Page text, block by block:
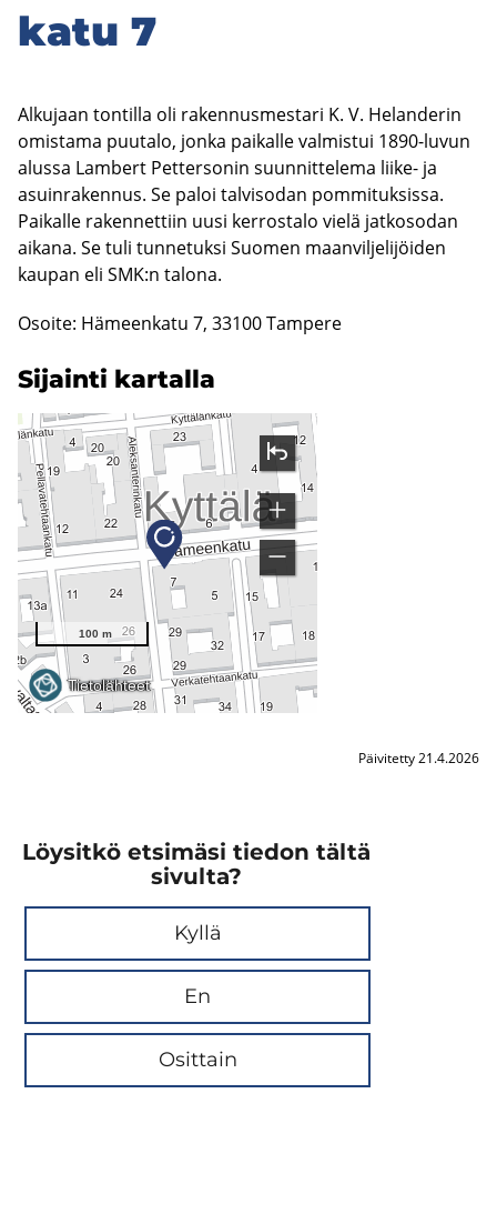
ka­tu 7
Alkujaan tontilla oli rakennusmestari K. V. Helanderin
omistama puutalo, jonka paikalle valmistui 1890-luvun
alussa Lambert Pettersonin suunnittelema liike- ja
asuinrakennus. Se paloi talvisodan pommituksissa.
Paikalle rakennettiin uusi kerrostalo vielä jatkosodan
aikana. Se tuli tunnetuksi Suomen maanviljelijöiden
kaupan eli SMK:n talona.
Osoite: Hämeenkatu 7, 33100 Tampere
Si­jain­ti kar­tal­la
Päivitetty 21.4.2026
Löysitkö etsimäsi tiedon tältä
sivulta?
Kyllä
En
Osittain